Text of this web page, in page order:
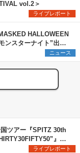
vol.2＞
ライブレポート
HALLOWEEN
ンスターナイト”出演6
ニュース
ツアー『SPITZ 30th
』が
だ通過点」ライブレポート